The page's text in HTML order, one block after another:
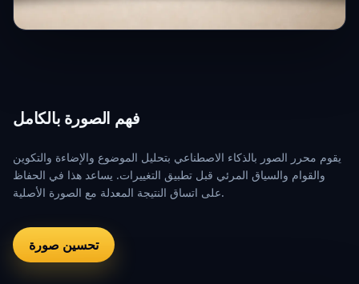
فهم الصورة بالكامل
يقوم محرر الصور بالذكاء الاصطناعي بتحليل الموضوع والإضاءة والتكوين
والقوام والسياق المرئي قبل تطبيق التغييرات. يساعد هذا في الحفاظ
على اتساق النتيجة المعدلة مع الصورة الأصلية.
تحسين صورة